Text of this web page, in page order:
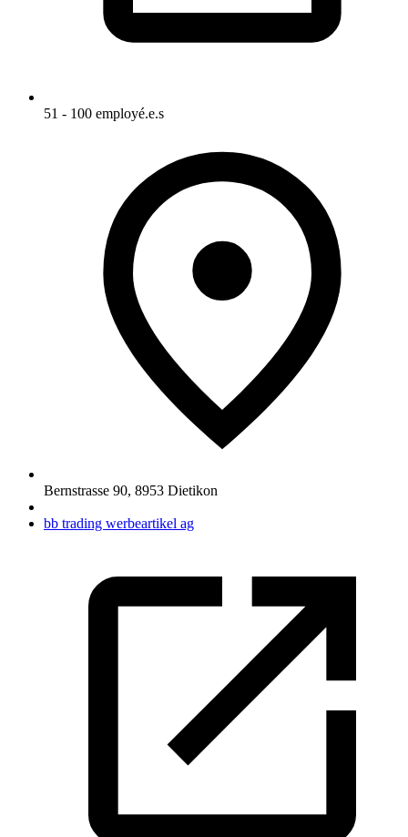
51 - 100 employé.e.s
Bernstrasse 90, 8953 Dietikon
bb trading werbeartikel ag